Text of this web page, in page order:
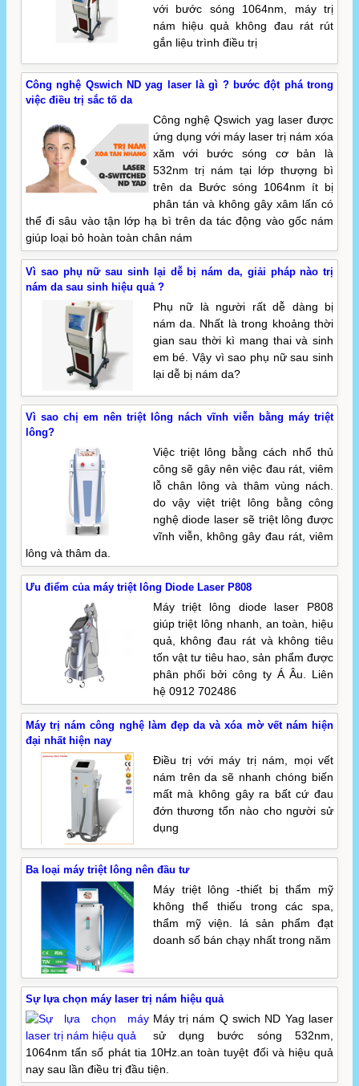
với bước sóng 1064nm, máy trị
nám hiệu quả không đau rát rút
gắn liệu trình điều trị
Công nghệ Qswich ND yag laser là gì ? bước đột phá trong
việc điều trị sắc tố da
Công nghệ Qswich yag laser được
ứng dụng với máy laser trị nám xóa
xăm với bước sóng cơ bản là
532nm trị nám tại lớp thượng bì
trên da Bước sóng 1064nm ít bị
phân tán và không gây xâm lấn có
thể đi sâu vào tận lớp hạ bì trên da tác động vào gốc nám
giúp loại bỏ hoàn toàn chân nám
Vì sao phụ nữ sau sinh lại dễ bị nám da, giải pháp nào trị
nám da sau sinh hiệu quả ?
Phụ nữ là người rất dễ dàng bị
nám da. Nhất là trong khoảng thời
gian sau thời kì mang thai và sinh
em bé. Vậy vì sao phụ nữ sau sinh
lại dễ bị nám da?
Vì sao chị em nên triệt lông nách vĩnh viễn bằng máy triệt
lông?
Việc triệt lông bằng cách nhổ thủ
công sẽ gây nên việc đau rát, viêm
lỗ chân lông và thâm vùng nách.
do vậy việt triệt lông bằng công
nghệ diode laser sẽ triệt lông được
vĩnh viễn, không gây đau rát, viêm
lông và thâm da.
Ưu điểm của máy triệt lông Diode Laser P808
Máy triệt lông diode laser P808
giúp triệt lông nhanh, an toàn, hiệu
quả, không đau rát và không tiêu
tốn vật tư tiêu hao, sản phẩm được
phân phối bởi công ty Á Âu. Liên
hệ 0912 702486
Máy trị nám công nghệ làm đẹp da và xóa mờ vết nám hiện
đại nhất hiện nay
Điều trị với máy trị nám, mọi vết
nám trên da sẽ nhanh chóng biến
mất mà không gây ra bất cứ đau
đớn thương tổn nào cho người sử
dụng
Ba loại máy triệt lông nên đầu tư
Máy triệt lông -thiết bị thẩm mỹ
không thể thiếu trong các spa,
thẩm mỹ viện. lá sản phẩm đạt
doanh số bán chạy nhất trong năm
Sự lựa chọn máy laser trị nám hiệu quả
Máy trị nám Q swich ND Yag laser
sử dụng bước sóng 532nm,
1064nm tấn số phát tia 10Hz.an toàn tuyệt đối và hiệu quả
nay sau lần điều trị đầu tiện.